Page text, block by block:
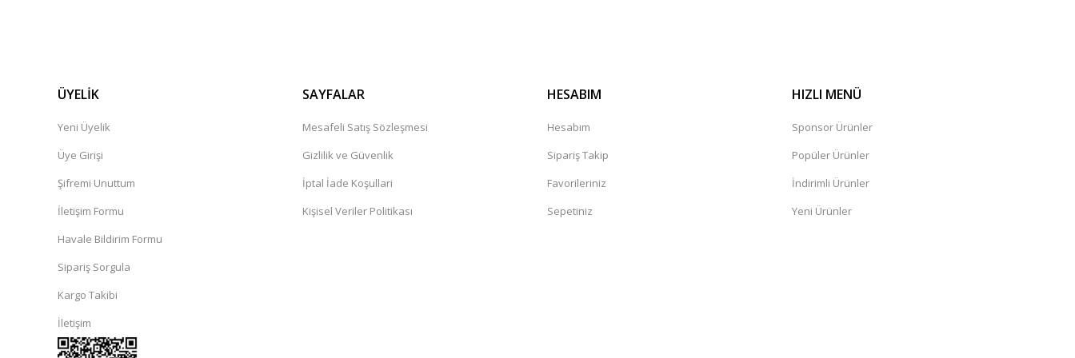
ÜYELİK
Yeni Üyelik
Üye Girişi
Şifremi Unuttum
İletişim Formu
Havale Bildirim Formu
Sipariş Sorgula
Kargo Takibi
İletişim
SAYFALAR
Mesafeli Satış Sözleşmesi
Gizlilik ve Güvenlik
İptal İade Koşullari
Kişisel Veriler Politikası
HESABIM
Hesabım
Sipariş Takip
Favorileriniz
Sepetiniz
HIZLI MENÜ
Sponsor Ürünler
Popüler Ürünler
İndirimli Ürünler
Yeni Ürünler